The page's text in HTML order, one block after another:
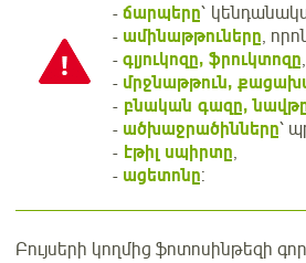
- ճարպերը՝
- ամինաթթուները,
- գլյուկոզը, ֆրուկտոզը
- մրջնաթթուն,
- բնական գազը,
- ածխաջրածինները՝
- էթիլ սպիրտը,
- ացետոնը:
Բույսերի կողմից ֆոտոսինթեզի